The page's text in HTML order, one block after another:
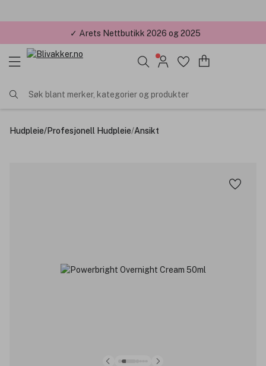
✓ Årets Nettbutikk 2026 og 2025
Søk blant merker, kategorier og produkter
Hudpleie/Profesjonell Hudpleie/Ansikt